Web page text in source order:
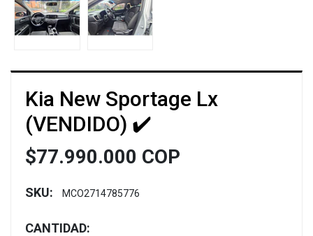
Kia New Sportage Lx
(VENDIDO) ✔️
$77.990.000 COP
SKU: MCO2714785776
CANTIDAD: